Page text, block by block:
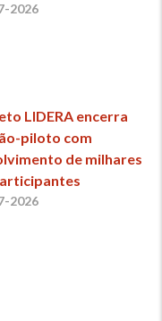
2026
LIDERA encerra
piloto com
de milhares
2026